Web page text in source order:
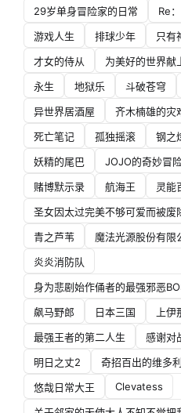
29岁单身冒险家的日常
Re
游戏人生
排球少年 只有
才女的侍从
为美好的世界献
永生 地狱乐 斗破苍穹
异世界居酒屋
齐木楠雄的灾
死亡笔记
孤独摇滚 钢之
妖精的尾巴
JOJO的奇妙冒
赌博默示录
航海王 灵能
圣女因太过完美不够可爱而被废
青之芦苇
魔法光源股份有限
炎炎消防队
身为悲剧始作俑者的最强邪恶
飙马野郎
日本三国
上伊
最强王者的第二人生
感谢对
明日之丈2
奇招百出的维多
悠哉日常大王
Clevatess